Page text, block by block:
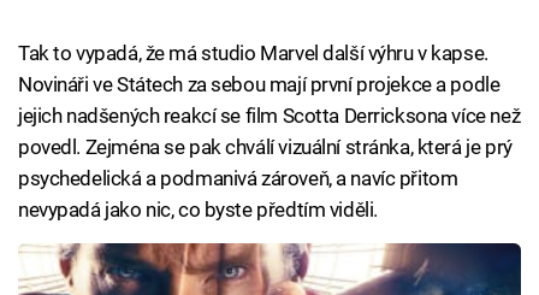
Tak to vypadá, že má studio Marvel další výhru v kapse.
Novináři ve Státech za sebou mají první projekce a podle
jejich nadšených reakcí se film Scotta Derricksona více než
povedl. Zejména se pak chválí vizuální stránka, která je prý
psychedelická a podmanivá zároveň, a navíc přitom
nevypadá jako nic, co byste předtím viděli.